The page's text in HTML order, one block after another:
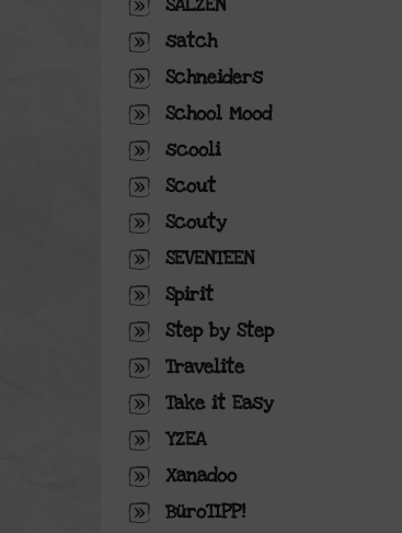
satch
Schneiders
School Mood
scooli
Scout
Scouty
SEVENTEEN
Spirit
Step by Step
Travelite
Take it Easy
YZEA
Xanadoo
BüroTIPP!